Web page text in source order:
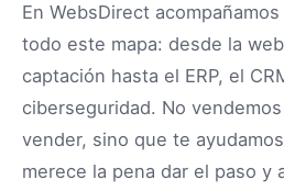
En WebsDirect
todo este mapa: desde la
captación hasta el ERP, el
ciberseguridad. No
vender, sino que te
merece la pena dar el paso y